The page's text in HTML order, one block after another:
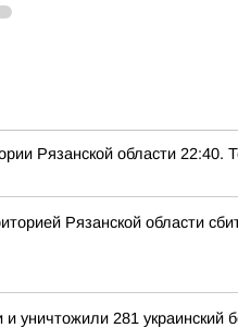
Рязанской области 22:40.
Рязанской области
уничтожили 281 украинский